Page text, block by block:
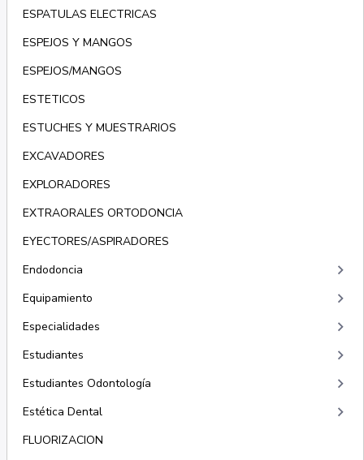
ESPATULAS ELECTRICAS
ESPEJOS Y MANGOS
ESPEJOS/MANGOS
ESTETICOS
ESTUCHES Y MUESTRARIOS
EXCAVADORES
EXPLORADORES
EXTRAORALES ORTODONCIA
EYECTORES/ASPIRADORES
Endodoncia
keyboard_arrow_right
Equipamiento keyboard_arrow_right
Especialidades keyboard_arrow_right
Estudiantes keyboard_arrow_right
Estudiantes Odontología keyboard_arrow_right
Estética Dental keyboard_arrow_right
FLUORIZACION